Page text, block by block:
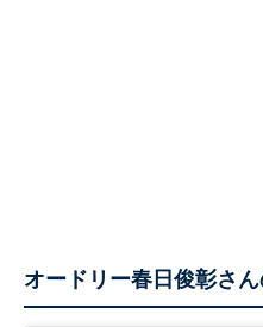
オードリー春日俊彰さ